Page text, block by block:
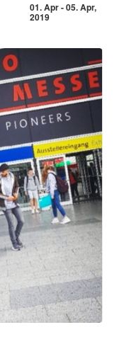
01. Apr - 05. Apr,
2019